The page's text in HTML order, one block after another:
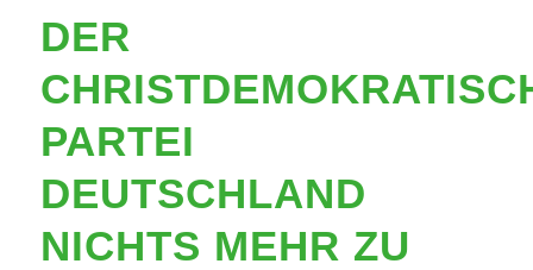
DER
PARTEI
DEUTSCHLAND
NICHTS MEHR ZU